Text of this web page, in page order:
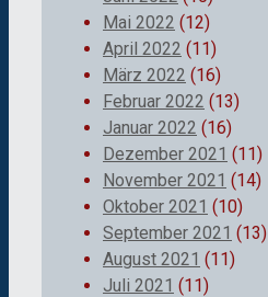
Mai 2022 (12)
April 2022 (11)
März 2022 (16)
Februar 2022 (13)
Januar 2022 (16)
Dezember 2021 (11)
November 2021 (14)
Oktober 2021 (10)
September 2021 (13)
August 2021 (11)
Juli 2021 (11)